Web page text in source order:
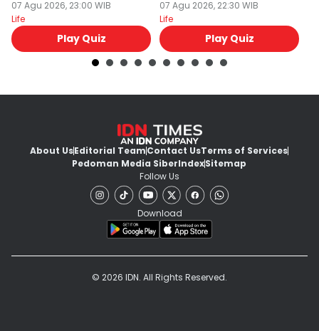
Lain
07 Agu 2026, 23:00 WIB
Life
Play Quiz
07 Agu 2026, 22:30 WIB
Life
Play Quiz
About UsEditorial TeamContact UsTerms of Services
Pedoman Media SiberIndexSitemap
Follow Us
Download
© 2026 IDN. All Rights Reserved.